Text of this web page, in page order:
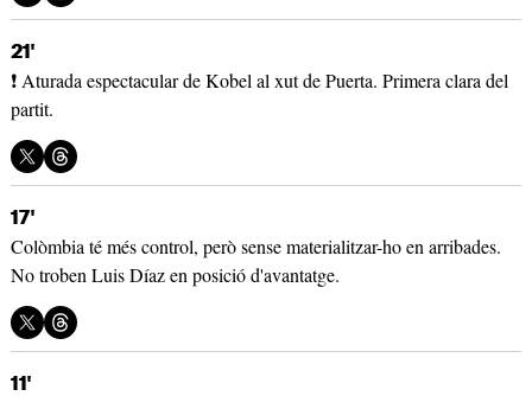
21'
❗ Aturada espectacular de Kobel al xut de Puerta. Primera clara del
partit.
17'
Colòmbia té més control, però sense materialitzar-ho en arribades.
No troben Luis Díaz en posició d'avantatge.
11'